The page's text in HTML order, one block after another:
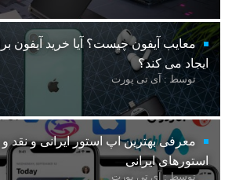
معایب آیفون چیست؟ آیا خرید آیفون
ایجاد می کند؟
توسط : آی تی پورت
معرفی بهترین اپ استور ایرانی و
استورهای ایرانی
توسط : آی تی پورت